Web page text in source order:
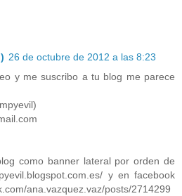
26 de octubre de 2012 a las 8:23
y me suscribo a tu blog me parece
como banner lateral por orden de
y en facebook
ana.vazquez.vaz/posts/2714299